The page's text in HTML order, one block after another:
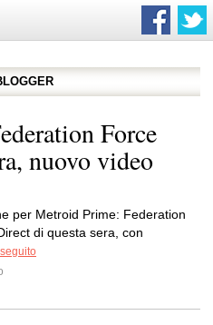
Force
nuovo video
per Metroid Prime: Federation
di questa sera, con